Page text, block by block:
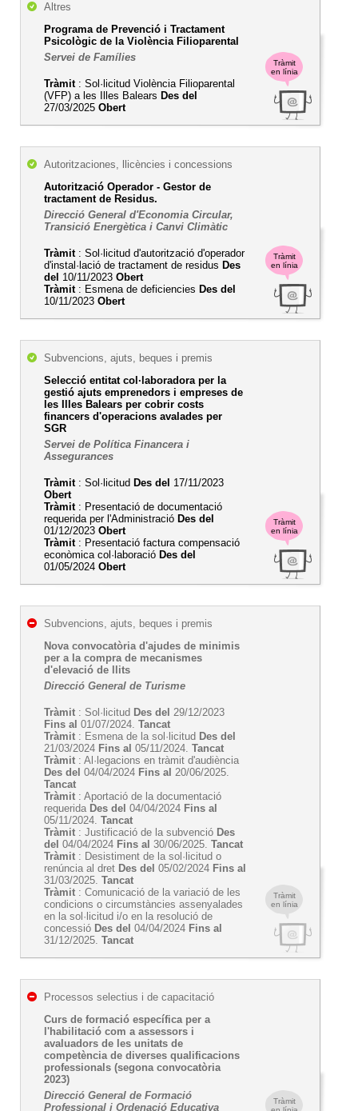
Tràmit
en línia
Altres
Programa de Prevenció i Tractament
Psicològic de la Violència Filioparental
Servei de Famílies
Tràmit: Sol·licitud Violència Filioparental
(VFP) a les Illes Balears Des del
27/03/2025 Obert
Tràmit
en línia
Autoritzaciones, llicències i concessions
Autorització Operador - Gestor de
tractament de Residus.
Direcció General d'Economia Circular,
Transició Energètica i Canvi Climàtic
Tràmit: Sol·licitud d'autorització d'operador
d'instal·lació de tractament de residus Des
del 10/11/2023 Obert
Tràmit: Esmena de deficiencies Des del
10/11/2023 Obert
Tràmit
en línia
Subvencions, ajuts, beques i premis
Selecció entitat col·laboradora per la
gestió ajuts emprenedors i empreses de
les Illes Balears per cobrir costs
financers d'operacions avalades per
SGR
Servei de Política Financera i
Assegurances
Tràmit: Sol·licitud Des del 17/11/2023
Obert
Tràmit: Presentació de documentació
requerida per l'Administració Des del
01/12/2023 Obert
Tràmit: Presentació factura compensació
econòmica col·laboració Des del
01/05/2024 Obert
Tràmit
en línia
Subvencions, ajuts, beques i premis
Nova convocatòria d'ajudes de minimis
per a la compra de mecanismes
d'elevació de llits
Direcció General de Turisme
Tràmit : Sol·licitud Des del 29/12/2023
Fins al 01/07/2024. Tancat
Tràmit : Esmena de la sol·licitud Des del
21/03/2024 Fins al 05/11/2024. Tancat
Tràmit : Al·legacions en tràmit d'audiència
Des del 04/04/2024 Fins al 20/06/2025.
Tancat
Tràmit : Aportació de la documentació
requerida Des del 04/04/2024 Fins al
05/11/2024. Tancat
Tràmit : Justificació de la subvenció Des
del 04/04/2024 Fins al 30/06/2025. Tancat
Tràmit : Desistiment de la sol·licitud o
renúncia al dret Des del 05/02/2024 Fins al
31/03/2025. Tancat
Tràmit : Comunicació de la variació de les
condicions o circumstàncies assenyalades
en la sol·licitud i/o en la resolució de
concessió Des del 04/04/2024 Fins al
31/12/2025. Tancat
Tràmit
Processos selectius i de capacitació
Curs de formació específica per a
l'habilitació com a assessors i
avaluadors de les unitats de
competència de diverses qualificacions
professionals (segona convocatòria
2023)
Direcció General de Formació
Professional i Ordenació Educativa